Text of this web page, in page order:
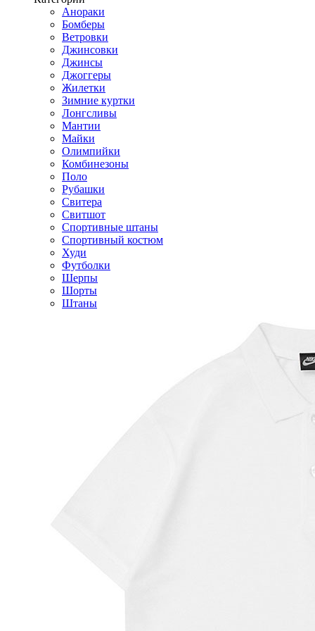
Анораки
Бомберы
Ветровки
Джинсовки
Джинсы
Джоггеры
Жилетки
Зимние куртки
Лонгсливы
Мантии
Майки
Олимпийки
Комбинезоны
Поло
Рубашки
Свитера
Свитшот
Спортивные штаны
Спортивный костюм
Худи
Футболки
Шерпы
Шорты
Штаны